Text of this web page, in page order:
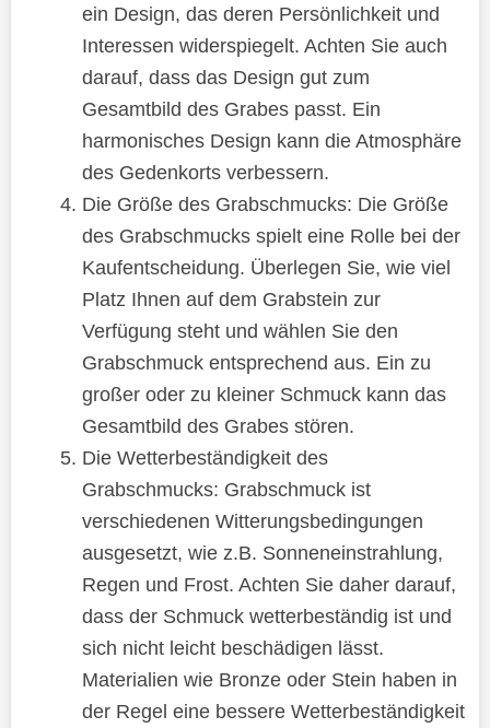
ein Design, das deren Persönlichkeit und
Interessen widerspiegelt. Achten Sie auch
darauf, dass das Design gut zum
Gesamtbild des Grabes passt. Ein
harmonisches Design kann die Atmosphäre
des Gedenkorts verbessern.
Die Größe des Grabschmucks: Die Größe
des Grabschmucks spielt eine Rolle bei der
Kaufentscheidung. Überlegen Sie, wie viel
Platz Ihnen auf dem Grabstein zur
Verfügung steht und wählen Sie den
Grabschmuck entsprechend aus. Ein zu
großer oder zu kleiner Schmuck kann das
Gesamtbild des Grabes stören.
Die Wetterbeständigkeit des
Grabschmucks: Grabschmuck ist
verschiedenen Witterungsbedingungen
ausgesetzt, wie z.B. Sonneneinstrahlung,
Regen und Frost. Achten Sie daher darauf,
dass der Schmuck wetterbeständig ist und
sich nicht leicht beschädigen lässt.
Materialien wie Bronze oder Stein haben in
der Regel eine bessere Wetterbeständigkeit